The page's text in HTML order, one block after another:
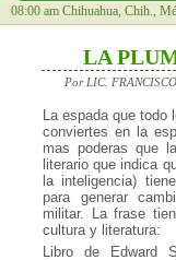
08:00 am Chihuahua, Chih.,
LA
Por LIC.
La espada que todo
conviertes en la
mas poderas que
literario que indica
la inteligencia)
para generar
militar. La frase
cultura y literatura:
Libro de Edward